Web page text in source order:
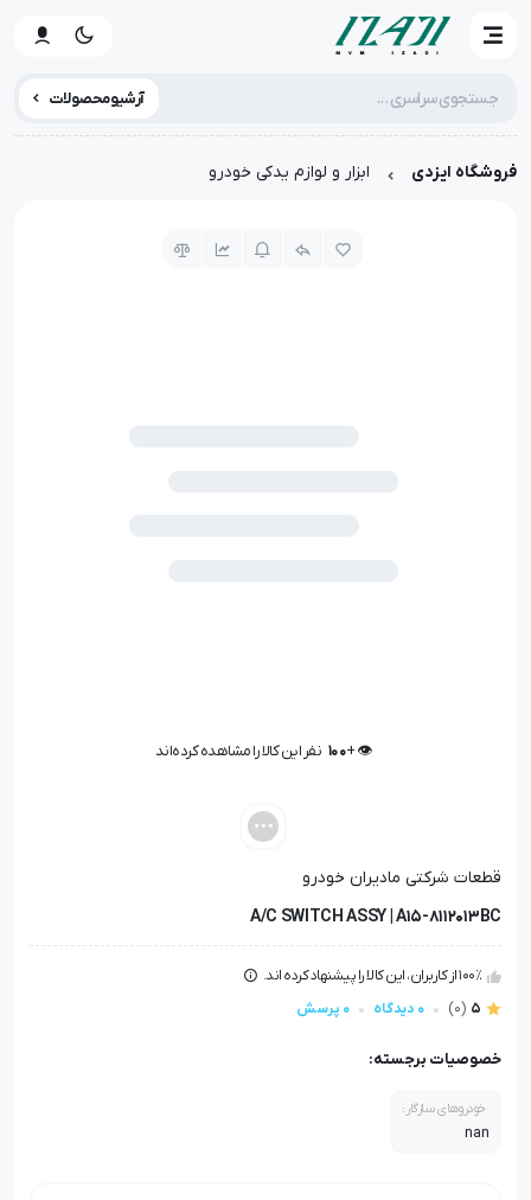
آرشیو محصولات
فروشگاه ایزدی ابزار و لوازم یدکی خودرو
👁️ +
100 نفر این کالا را مشاهده کرده‌اند
قطعات شرکتی مادیران خودرو
A/C SWITCH ASSY | A15-8112013BC
100٪ از کاربران، این کالا را پیشنهاد کرده اند.
5
(0) 0 دیدگاه 0 پرسش
خصوصیات برجسته:
خودروهای سازگار:
nan